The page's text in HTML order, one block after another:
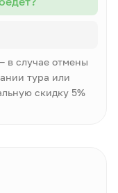
в случае отмены
тура или
скидку 5%